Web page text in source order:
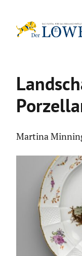
Inhalt
Martina